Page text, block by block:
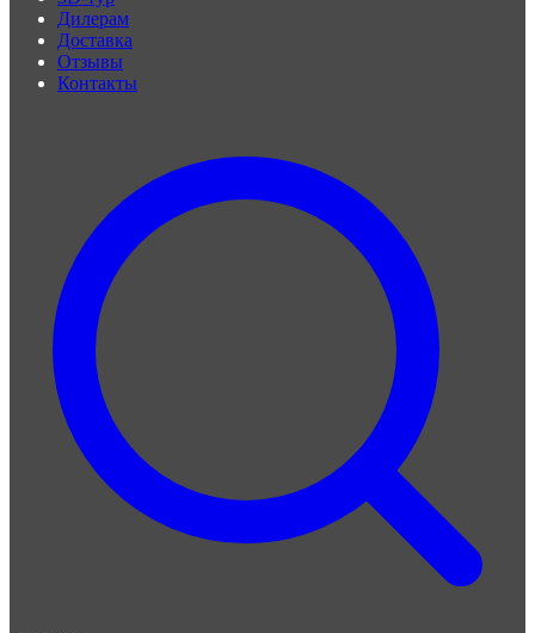
Дилерам
Доставка
Отзывы
Контакты